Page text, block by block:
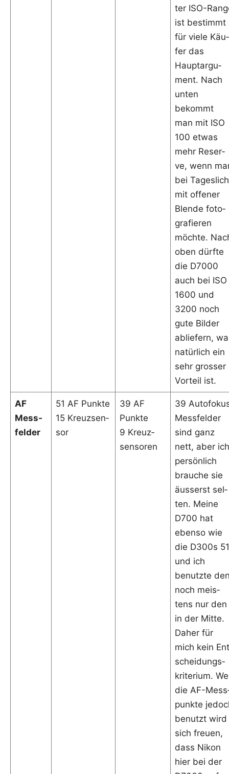
ter ISO-
ist bestimmt
für vie­le Käu­
fer das
Haupt­ar­gu­
ment. Nach
unten
bekommt
man mit ISO
100 etwas
mehr Reser­
ve, wenn
bei
mit offe­ner
Blen­de foto­
gra­fie­ren
möch­te.
oben dürf­te
die D7000
auch bei ISO
1600 und
3200 noch
gute Bil­der
ablie­fern,
natür­lich ein
sehr gros­ser
Vor­teil ist.
AF
Mess­
fel­der
51 AF Punkte
15 Kreuz­sen­
sor
39 AF
Punkte
9 Kreuz­
sen­so­ren
39
Mess­fel­der
sind ganz
nett, aber ich
per­sön­lich
brau­che sie
äus­serst sel­
ten. Mei­ne
D700 hat
eben­so wie
die D300s 51
und ich
benutz­te
noch meis­
tens nur den
in der Mit­te.
Daher für
mich kein
schei­dungs­
kri­te­ri­um.
die AF-
punk­te
benutzt wird
sich freu­en,
dass Nikon
hier bei der